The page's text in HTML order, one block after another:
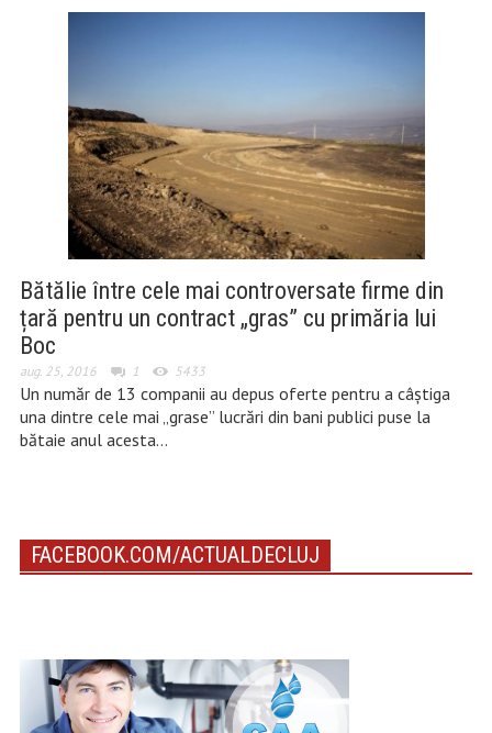
Bătălie între cele mai controversate firme din
țară pentru un contract „gras” cu primăria lui
Boc
aug. 25, 2016 1 5433
Un număr de 13 companii au depus oferte pentru a câștiga
una dintre cele mai „grase” lucrări din bani publici puse la
bătaie anul acesta…
FACEBOOK.COM/ACTUALDECLUJ